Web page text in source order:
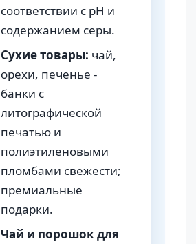
соответствии с pH и
содержанием серы.
Сухие товары: чай,
орехи, печенье -
банки с
литографической
печатью и
полиэтиленовыми
пломбами свежести;
премиальные
подарки.
Чай и порошок для